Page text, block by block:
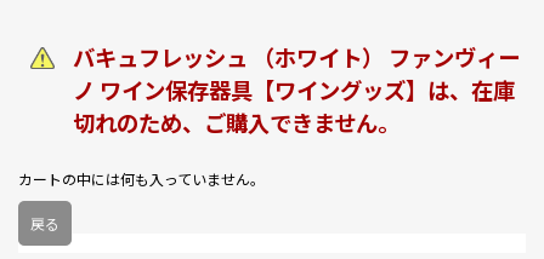
バキュフレッシュ （ホワイト） ファンヴィー
ノ ワイン保存器具【ワイングッズ】は、在庫
切れのため、ご購入できません。
カートの中には何も入っていません。
戻る